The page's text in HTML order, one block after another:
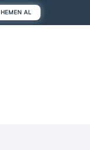
HEMEN AL